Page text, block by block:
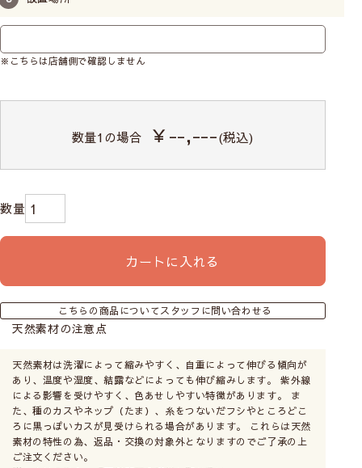
お選びいただけます。お部屋の間取りや窓の位置に合
わせてご自由にお選びください。
取り付け方によってサイズが変わります
シェードカーテンは取付け方によって注文サイズが変わるの
・小窓の場合は窓枠の内側に取り付ける天井付け
正面付け
がおすすめです。
カーテンレールにも取付けは可能ですが、レールに重さの負
荷がかかるのでご注意ください。（ドラム式は特に負荷が大
きいため不向きです）
天井付け
窓枠とシェード間に少し隙
間があきます。光を取りた
いキッチンやトイレの小窓
に向いています。
※こちらは店舗側で確認しません
数量1の場合 ￥--,---(税込)
カートに入れる
こちらの商品についてスタッフに問い合わせる
天然素材の注意点
天然素材は洗濯によって縮みやすく、自重によって伸びる傾向が
あり、温度や湿度、結露などによっても伸び縮みします。 紫外線
による影響を受けやすく、色あせしやすい特徴があります。 ま
た、種のカスやネップ（たま）、糸をつないだフシやところどこ
ろに黒っぽいカスが見受けられる場合があります。 これらは天然
素材の特性の為、返品・交換の対象外となりますのでご了承の上
ご注文ください。